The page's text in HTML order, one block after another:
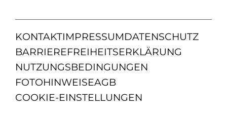
KONTAKTIMPRESSUMDATENSCHUTZ
BARRIEREFREIHEITSERKLÄRUNG
NUTZUNGSBEDINGUNGEN
FOTOHINWEISEAGB
COOKIE-EINSTELLUNGEN